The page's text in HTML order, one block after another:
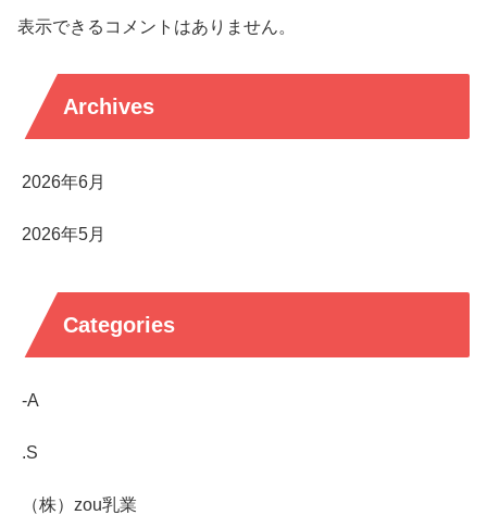
表示できるコメントはありません。
Archives
2026年6月
2026年5月
Categories
-A
.S
（株）zou乳業